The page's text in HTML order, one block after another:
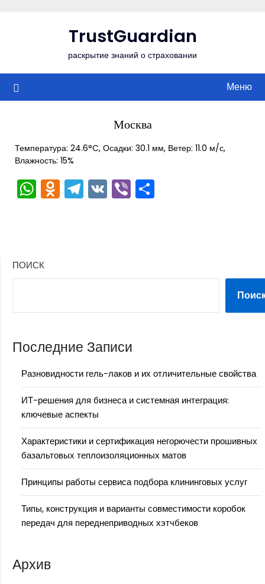
TrustGuardian
раскрытие знаний о страховании
Меню
Москва
Температура: 24.6°C, Осадки: 30.1 мм, Ветер: 11.0 м/с,
Влажность: 15%
WhatsApp
Odnoklassniki
Telegram
VKViber
ПОИСК
Последние Записи
Разновидности гель-лаков и их отличительные свойства
ИТ-решения для бизнеса и системная интеграция:
ключевые аспекты
Характеристики и сертификация негорючести прошивных
базальтовых теплоизоляционных матов
Принципы работы сервиса подбора клининговых услуг
Типы, конструкция и варианты совместимости коробок
передач для переднеприводных хэтчбеков
Архив